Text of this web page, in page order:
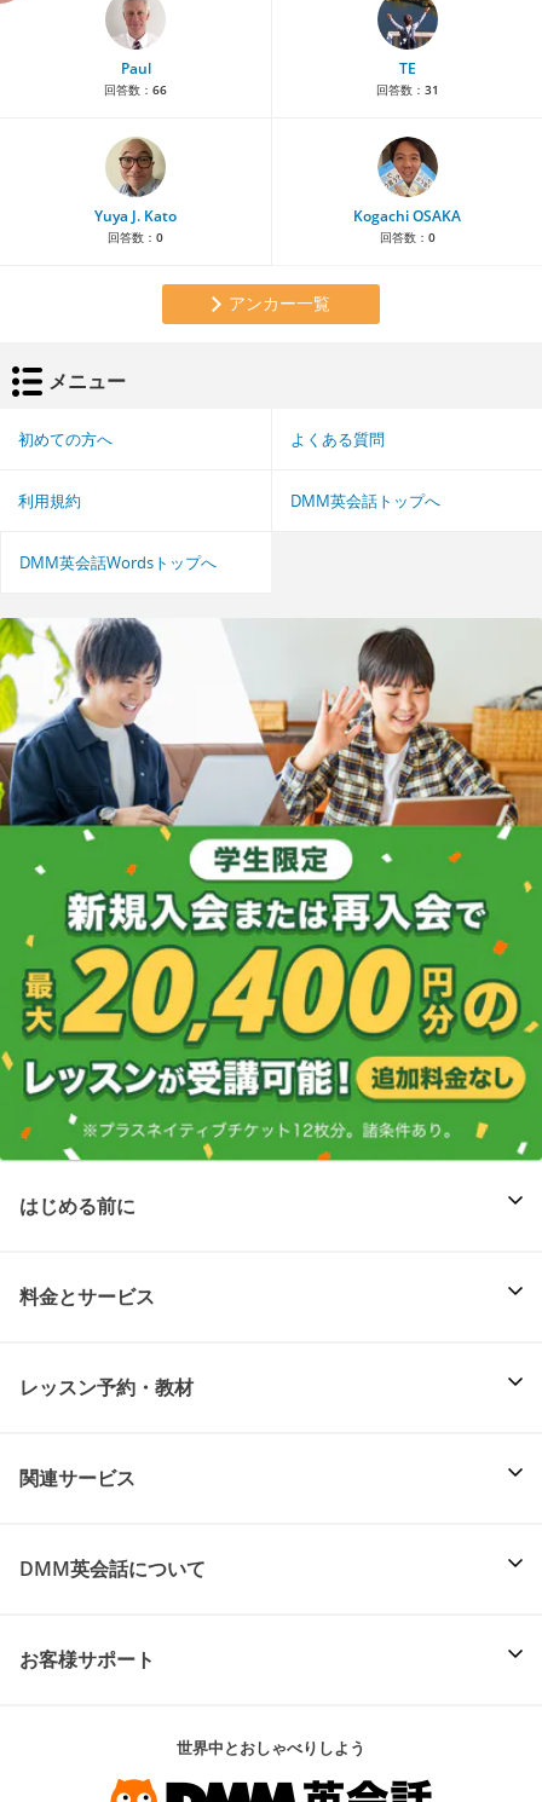
Paul
回答数： 66
TE
回答数： 31
Yuya J. Kato
回答数： 0
Kogachi OSAKA
回答数： 0
アンカー一覧
メニュー
初めての方へ よくある質問
利用規約 DMM英会話トップへ
DMM英会話Wordsトップへ
はじめる前に
料金とサービス
レッスン予約・教材
関連サービス
DMM英会話について
お客様サポート
世界中とおしゃべりしよう